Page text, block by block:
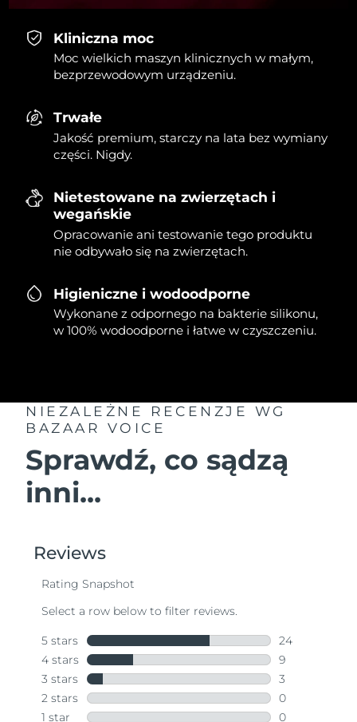
Kliniczna moc
Moc wielkich maszyn klinicznych w małym,
bezprzewodowym urządzeniu.
Trwałe
Jakość premium, starczy na lata bez wymiany
części. Nigdy.
Nietestowane na zwierzętach i
wegańskie
Opracowanie ani testowanie tego produktu
nie odbywało się na zwierzętach.
Higieniczne i wodoodporne
Wykonane z odpornego na bakterie silikonu,
w 100% wodoodporne i łatwe w czyszczeniu.
NIEZALEŻNE RECENZJE
WG
BAZAAR VOICE
Sprawdź, co sądzą
inni...